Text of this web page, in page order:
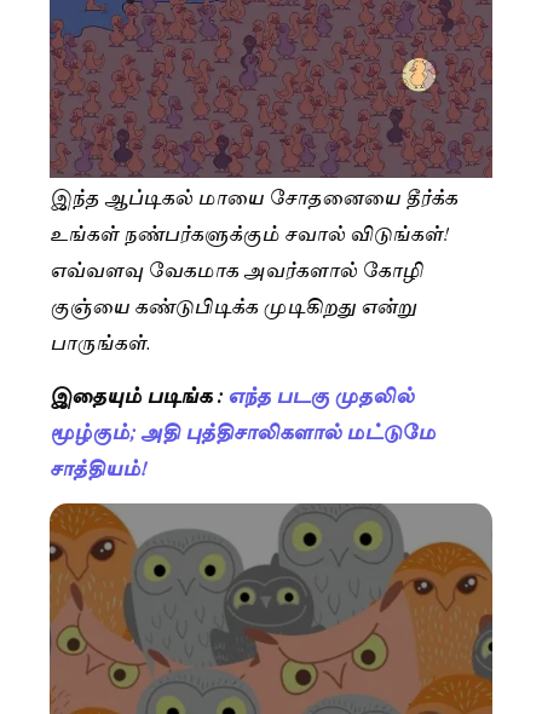
இந்த ஆப்டிகல் மாயை சோதனையை தீர்க்க
உங்கள் நண்பர்களுக்கும் சவால் விடுங்கள்!
எவ்வளவு வேகமாக அவர்களால் கோழி
குஞ்யை கண்டுபிடிக்க முடிகிறது என்று
பாருங்கள்.
இதையும் படிங்க :எந்த படகு முதலில்
மூழ்கும்; அதி புத்திசாலிகளால் மட்டுமே
சாத்தியம்!